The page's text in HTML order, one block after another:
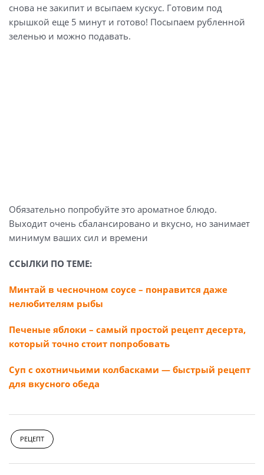
кориандр – 1 ч. ложка;
молотый перец – 1 ч. ложка;
растительное масло для жарки;
снова не закипит и всыпаем кускус. Готовим под
крышкой еще 5 минут и готово! Посыпаем рубленной
зеленью и можно подавать.
Обязательно попробуйте это ароматное блюдо.
Выходит очень сбалансировано и вкусно, но занимает
минимум ваших сил и времени
ССЫЛКИ ПО ТЕМЕ:
Минтай в чесночном соусе – понравится даже
нелюбителям рыбы
Печеные яблоки – самый простой рецепт десерта,
который точно стоит попробовать
Суп с охотничьими колбасками — быстрый рецепт
для вкусного обеда
РЕЦЕПТ